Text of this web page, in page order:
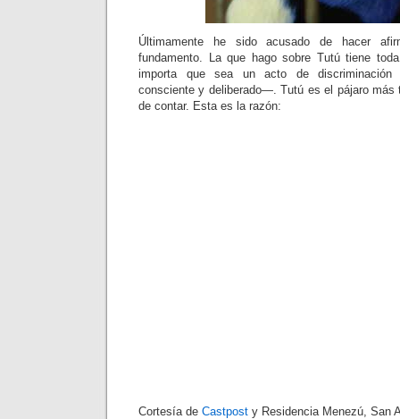
Últimamente he sido acusado de hacer
fundamento. La que hago sobre Tutú tiene
importa que sea un acto de
consciente y deliberado—. Tutú es el pájaro más
de contar. Esta es la razón:
Cortesía de Castpost y Residencia Menezú, San